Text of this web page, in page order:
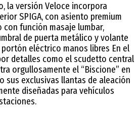
la versión Veloce incorpora
SPIGA, con asiento premium
función masaje lumbar,
de puerta metálico y volante
eléctrico manos libres En el
detalles como el scudetto central
orgullosamente el “Biscione” en
sus exclusivas llantas de aleación
diseñadas para vehículos